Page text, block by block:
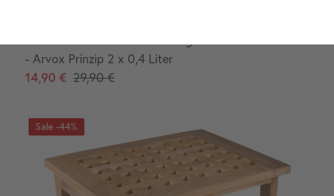
- Arvox Prinzip 2 x 0,4 Liter
14,90 € 29,90 €
-44%